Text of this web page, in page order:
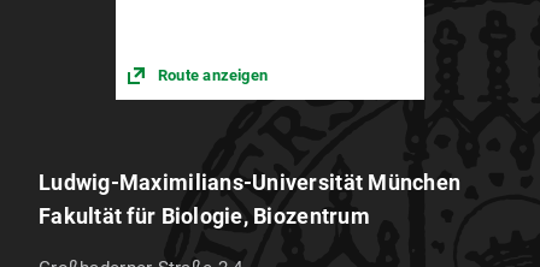
Route anzeigen
Ludwig-Maximilians-Universität München
Fakultät für Biologie, Biozentrum